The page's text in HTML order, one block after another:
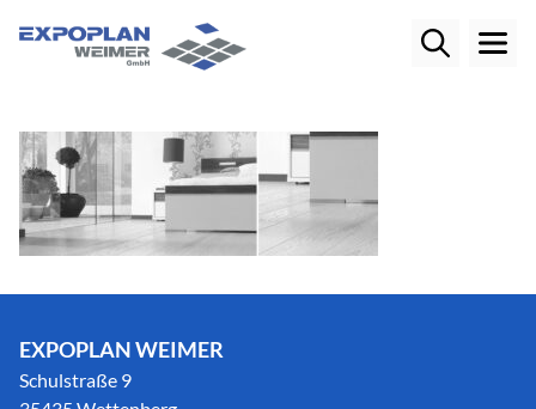
EXPOPLAN WEIMER
Schulstraße 9